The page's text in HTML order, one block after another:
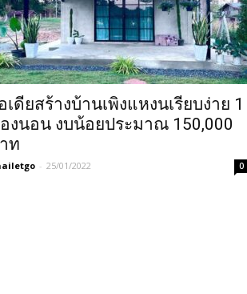
เดียสร้างบ้านเพิงแหงนเรียบง่าย 1
งนอน งบน้อยประมาณ 150,000
ท
- 25/01/2022 0